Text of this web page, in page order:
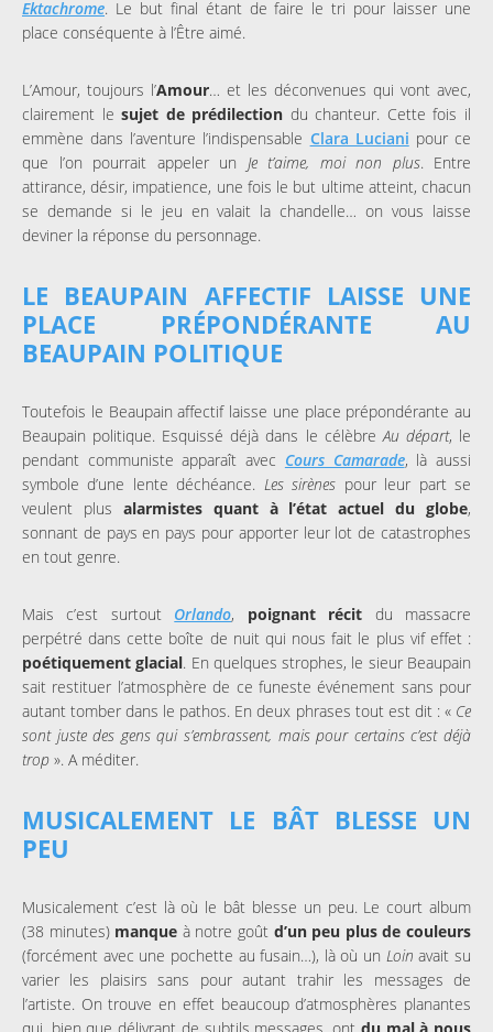
Ektachrome. Le but final étant de faire le tri pour laisser une
place conséquente à l’Être aimé.
L’Amour, toujours l’Amour… et les déconvenues qui vont avec,
clairement lesujet de prédilection du chanteur. Cette fois il
emmène dans l’aventure l’indispensable Clara Luciani pour ce
que l’on pourrait appeler un Je t’aime, moi non plus. Entre
attirance, désir, impatience, une fois le but ultime atteint, chacun
se demande si le jeu en valait la chandelle… on vous laisse
deviner la réponse du personnage.
LE BEAUPAIN AFFECTIF LAISSE UNE
PLACE PRÉPONDÉRANTE AU
BEAUPAIN POLITIQUE
Toutefois le Beaupain affectif laisse une place prépondérante au
Beaupain politique. Esquissé déjà dans le célèbre Au départ, le
pendant communiste apparaît avec Cours Camarade, là aussi
symbole d’une lente déchéance. Les sirènes pour leur part se
veulent plus alarmistes quant à l’état actuel du globe,
sonnant de pays en pays pour apporter leur lot de catastrophes
en tout genre.
Mais c’est surtout Orlando, poignant récit du massacre
perpétré dans cette boîte de nuit qui nous fait le plus vif effet :
poétiquement glacial. En quelques strophes, le sieur Beaupain
sait restituer l’atmosphère de ce funeste événement sans pour
autant tomber dans le pathos. En deux phrases tout est dit : « Ce
sont juste des gens qui s’embrassent, mais pour certains c’est déjà
trop ». A méditer.
MUSICALEMENT LE BÂT BLESSE UN
PEU
Musicalement c’est là où le bât blesse un peu. Le court album
(38 minutes) manque à notre goût d’un peu plus de couleurs
(forcément avec une pochette au fusain…), là où un Loin avait su
varier les plaisirs sans pour autant trahir les messages de
l’artiste. On trouve en effet beaucoup d’atmosphères planantes